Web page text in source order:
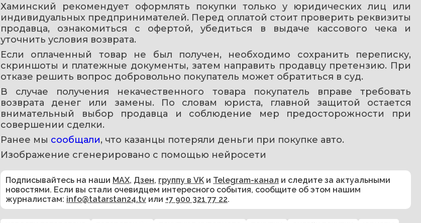
Хаминский рекомендует оформлять покупки только у юридических лиц или
индивидуальных предпринимателей. Перед оплатой стоит проверить реквизиты
продавца, ознакомиться с офертой, убедиться в выдаче кассового чека и
уточнить условия возврата.
Если оплаченный товар не был получен, необходимо сохранить переписку,
скриншоты и платежные документы, затем направить продавцу претензию. При
отказе решить вопрос добровольно покупатель может обратиться в суд.
В случае получения некачественного товара покупатель вправе требовать
возврата денег или замены. По словам юриста, главной защитой остается
внимательный выбор продавца и соблюдение мер предосторожности при
совершении сделки.
Ранее мы сообщали, что казанцы потеряли деньги при покупке авто.
Изображение сгенерировано с помощью нейросети
Подписывайтесь на наши MAX, Дзен, группу в VK и Telegram-канал и следите за актуальными
новостями. Если вы стали очевидцем интересного события, сообщите об этом нашим
журналистам: info@tatarstan24.tv или +7 900 321 77 22.